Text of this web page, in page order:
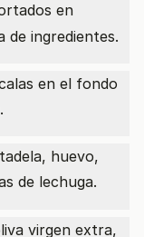
en
de ingredientes.
en el fondo
huevo,
de lechuga.
virgen extra,